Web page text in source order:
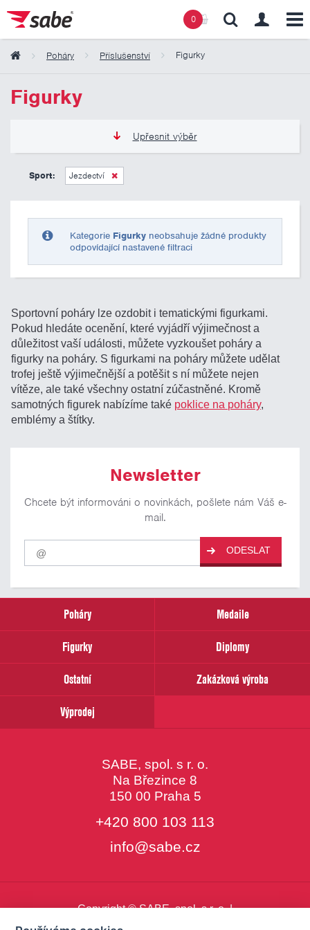
0
Poháry Příslušenství Figurky
Figurky
Upřesnit výběr
0 Kč
Sport: Jezdectví
Kategorie Figurky neobsahuje žádné produkty
odpovídající nastavené filtraci
Sportovní poháry lze ozdobit i tematickými figurkami.
Pokud hledáte ocenění, které vyjádří výjimečnost a
důležitost vaší události, můžete vyzkoušet poháry a
figurky na poháry. S figurkami na poháry můžete udělat
trofej ještě výjimečnější a potěšit s ní můžete nejen
vítěze, ale také všechny ostatní zúčastněné. Kromě
samotných figurek nabízíme také poklice na poháry,
emblémy a štítky.
Newsletter
Chcete být informováni o novinkách, pošlete nám Váš e-
mail.
Pro
odběr
našich
email
ODESLAT
Poháry
Medaile
Figurky
Diplomy
Ostatní
Zakázková výroba
Výprodej
SABE, spol. s r. o.
Na Březince 8
150 00 Praha 5
+420 800 103 113
info@sabe.cz
Copyright © SABE, spol. s r. o. |
Obsah košíku